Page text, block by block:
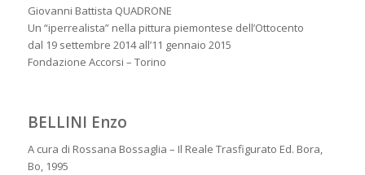
Giovanni Battista QUADRONE
Un “iperrealista” nella pittura piemontese dell’Ottocento
dal 19 settembre 2014 all’11 gennaio 2015
Fondazione Accorsi – Torino
BELLINI Enzo
A cura di Rossana Bossaglia – Il Reale Trasfigurato Ed. Bora,
Bo, 1995